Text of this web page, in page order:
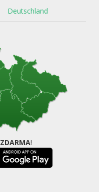
Deutschland
ZDARMA!